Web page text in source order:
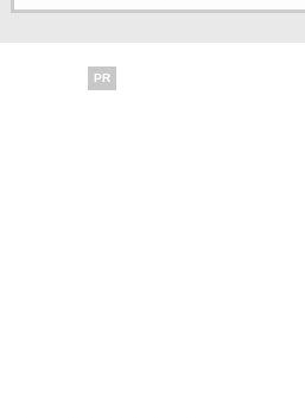
PR